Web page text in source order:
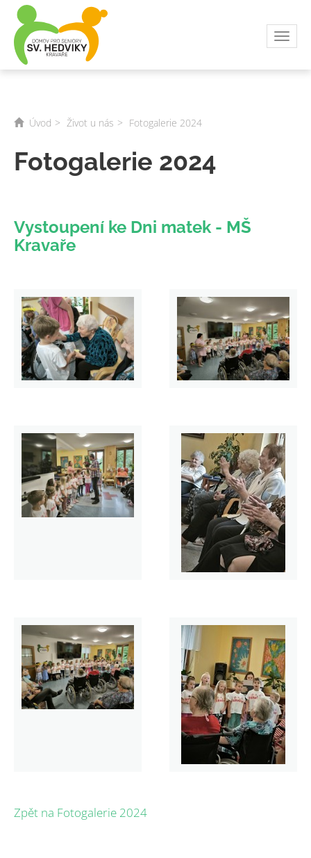
Úvod Život u nás Fotogalerie 2024
Fotogalerie 2024
Vystoupení ke Dni matek - MŠ
Kravaře
Zpět na Fotogalerie 2024